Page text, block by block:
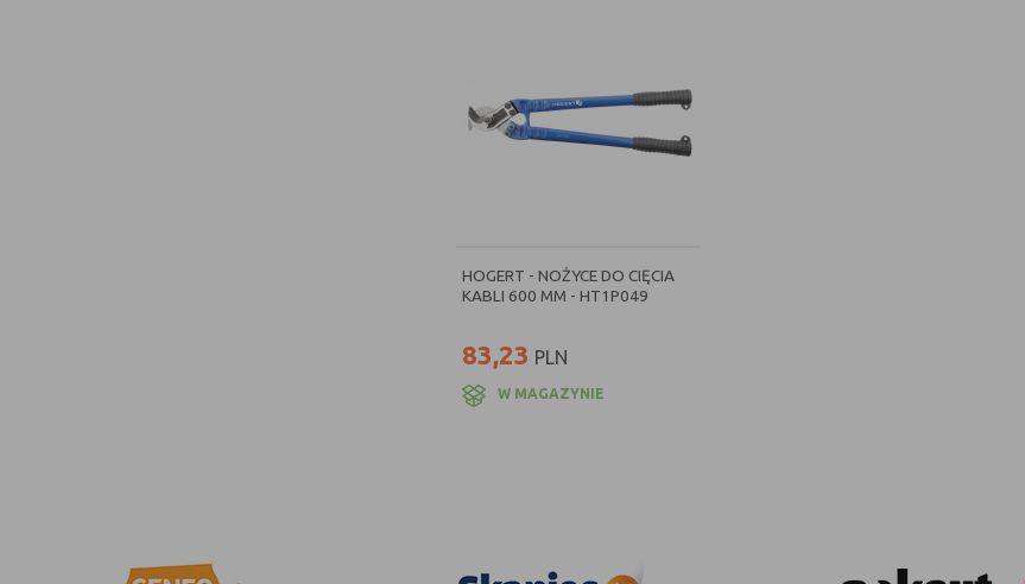
HOGERT - NOŻYCE DO CIĘCIA
KABLI 600 MM - HT1P049
83,23 PLN
W MAGAZYNIE